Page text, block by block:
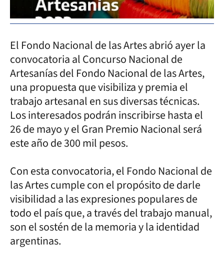
El Fondo Nacional de las Artes abrió ayer la
convocatoria al Concurso Nacional de
Artesanías del Fondo Nacional de las Artes,
una propuesta que visibiliza y premia el
trabajo artesanal en sus diversas técnicas.
Los interesados podrán inscribirse hasta el
26 de mayo y el Gran Premio Nacional será
este año de 300 mil pesos.
Con esta convocatoria, el Fondo Nacional de
las Artes cumple con el propósito de darle
visibilidad a las expresiones populares de
todo el país que, a través del trabajo manual,
son el sostén de la memoria y la identidad
argentinas.